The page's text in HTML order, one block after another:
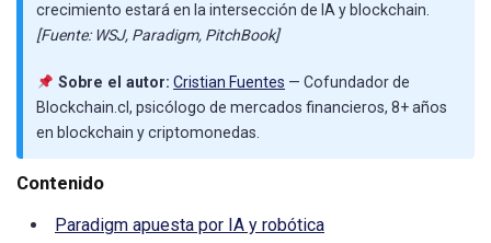
crecimiento estará en la intersección de IA y blockchain.
[Fuente: WSJ, Paradigm, PitchBook]
Sobre el autor: Cristian Fuentes — Cofundador de
Blockchain.cl, psicólogo de mercados financieros, 8+ años
en blockchain y criptomonedas.
Contenido
Paradigm apuesta por IA y robótica